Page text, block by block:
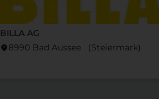
BILLA AG
location_on8990 Bad Aussee (Steier­mark)